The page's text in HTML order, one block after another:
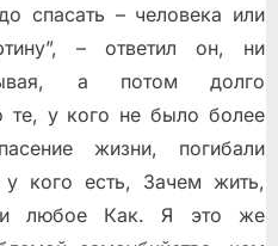
спасать – человека или
– ответил он, ни
а потом долго
те, у кого не было более
жизни, погибали
кого есть, Зачем жить,
любое Как. Я это же